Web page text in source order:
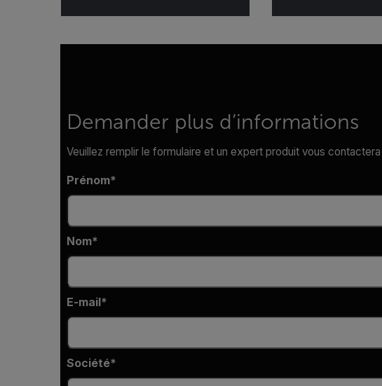
Demander plus d’informations
Veuillez remplir le formulaire et un expert produit vous
Prénom
Nom
E-mail
Société